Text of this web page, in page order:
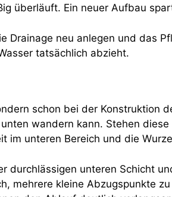
überläuft. Ein neuer Aufbau
Drainage neu anlegen und das
tatsächlich abzieht.
schon bei der Konstruktion
wandern kann. Stehen
im unteren Bereich und die
unteren Schicht
mehrere kleine Abzugspunkte